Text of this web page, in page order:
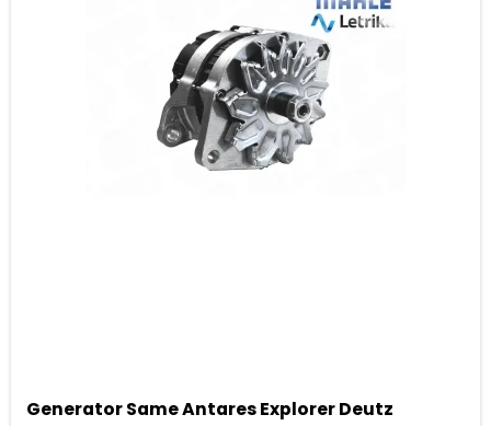
Generator Same Antares Explorer Deutz